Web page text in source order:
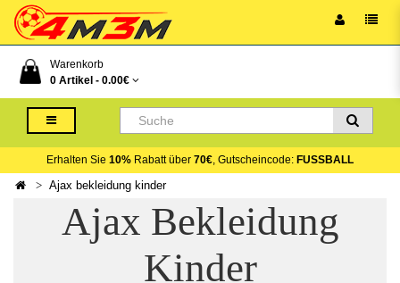
Warenkorb
0 Artikel - 0.00€
Erhalten Sie 10% Rabatt über 70€, Gutscheincode: FUSSBALL
Ajax bekleidung kinder
Ajax Bekleidung
Kinder